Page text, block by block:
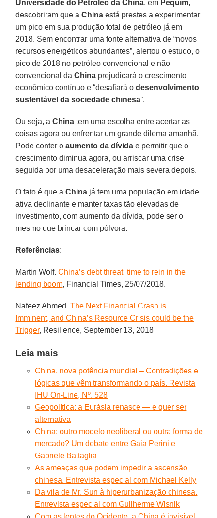
Universidade do Petróleo da China, em Pequim,
descobriram que aChina está prestes a experimentar
um pico em sua produção total de petróleo já em
2018. Sem encontrar uma fonte alternativa de “novos
recursos energéticos abundantes”, alertou o estudo, o
pico de 2018 no petróleo convencional e não
convencional daChina prejudicará o crescimento
econômico contínuo e “desafiará odesenvolvimento
sustentável da sociedade chinesa”.
Ou seja, aChina tem uma escolha entre acertar as
coisas agora ou enfrentar um grande dilema amanhã.
Pode conter o aumento da dívida e permitir que o
crescimento diminua agora, ou arriscar uma crise
seguida por uma desaceleração mais severa depois.
O fato é que aChina já tem uma população em idade
ativa declinante e manter taxas tão elevadas de
investimento, com aumento da dívida, pode ser o
mesmo que brincar com pólvora.
Referências:
Martin Wolf.China’s debt threat: time to rein in the
lending boom, Financial Times, 25/07/2018.
Nafeez Ahmed.The Next Financial Crash is
Imminent, and China’s Resource Crisis could be the
Trigger, Resilience, September 13, 2018
Leia mais
China, nova potência mundial – Contradições e
lógicas que vêm transformando o país. Revista
IHU On-Line, Nº. 528
Geopolítica: a Eurásia renasce — e quer ser
alternativa
China: outro modelo neoliberal ou outra forma de
mercado? Um debate entre Gaia Perini e
Gabriele Battaglia
As ameaças que podem impedir a ascensão
chinesa. Entrevista especial com Michael Kelly
Da vila de Mr. Sun à hiperurbanização chinesa.
Entrevista especial com Guilherme Wisnik
Com as lentes do Ocidente, a China é invisível.